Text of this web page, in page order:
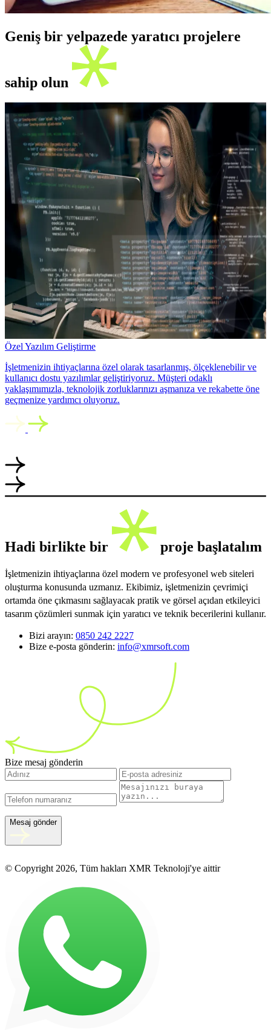
Geniş bir yelpazede yaratıcı projelere
sahip olun
Özel Yazılım Geliştirme
İşletmenizin ihtiyaçlarına özel olarak tasarlanmış, ölçeklenebilir ve
kullanıcı dostu yazılımlar geliştiriyoruz. Müşteri odaklı
yaklaşımımızla, teknolojik zorluklarınızı aşmanıza ve rekabette öne
geçmenize yardımcı oluyoruz.
Hadi birlikte bir proje başlatalım
İşletmenizin ihtiyaçlarına özel modern ve profesyonel web siteleri
oluşturma konusunda uzmanız. Ekibimiz, işletmenizin çevrimiçi
ortamda öne çıkmasını sağlayacak pratik ve görsel açıdan etkileyici
tasarım çözümleri sunmak için yaratıcı ve teknik becerilerini kullanır.
Bizi arayın: 0850 242 2227
Bize e-posta gönderin: info@xmrsoft.com
Bize mesaj gönderin
Mesaj gönder
© Copyright 2026, Tüm hakları XMR Teknoloji'ye aittir